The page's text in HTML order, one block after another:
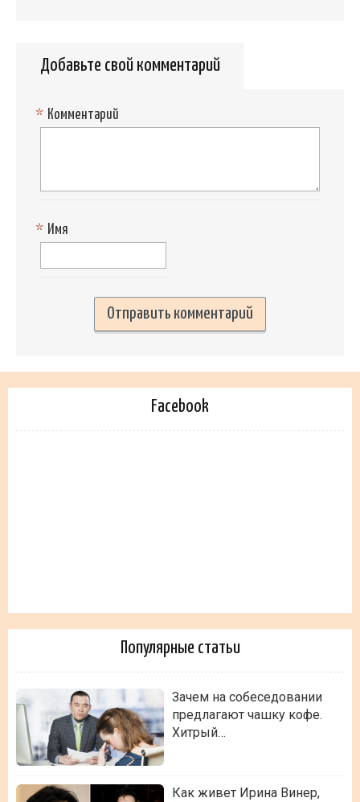
Добавьте свой комментарий
Комментарий
*
Имя
*
Facebook
Популярные статьи
Зачем на собеседовании
предлагают чашку кофе.
Хитрый…
Как живет Ирина Винер,